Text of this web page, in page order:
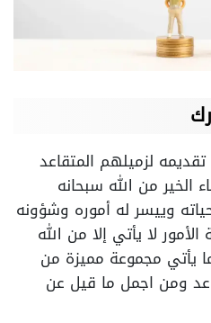
لزميلهم المتقاعد
الخير من الله سبحانه
وييسر له أموره وشؤونه
لا يأتي إلا من الله
يأتي مجموعة مميزة من
ومن اجمل ما قيل عن